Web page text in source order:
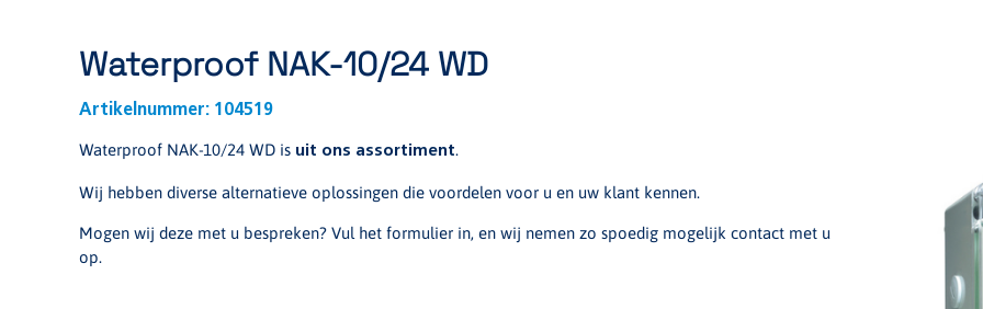
Waterproof NAK-10/24 WD
Artikelnummer: 104519
Waterproof NAK-10/24 WD is uit ons assortiment.
Wij hebben diverse alternatieve oplossingen die voordelen voor u en uw klant kennen.
Mogen wij deze met u bespreken? Vul het formulier in, en wij nemen zo spoedig mogelijk contact met u
op.